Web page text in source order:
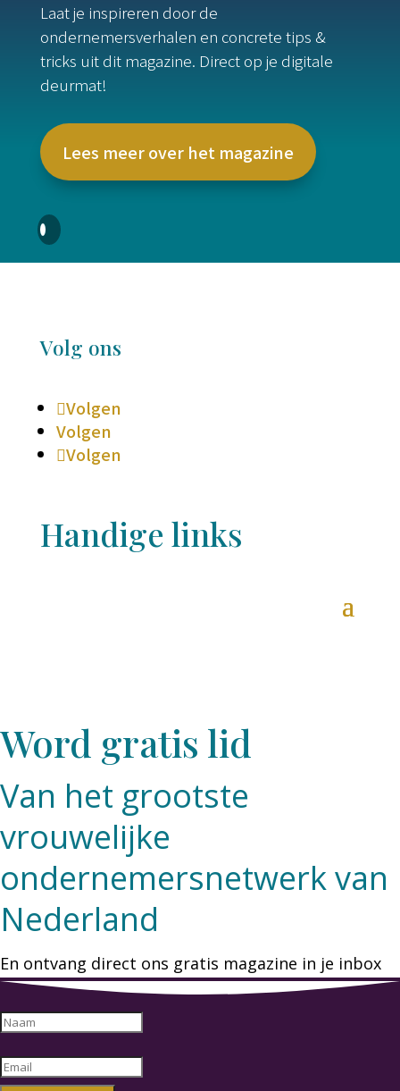
Laat je inspireren door de
ondernemersverhalen en concrete tips &
tricks uit dit magazine. Direct op je digitale
deurmat!
Lees meer over het magazine
Volg ons
Volgen
Volgen
Volgen
Handige links
Word gratis lid
Van het grootste
vrouwelijke
ondernemersnetwerk van
Nederland
En ontvang direct ons gratis magazine in je inbox